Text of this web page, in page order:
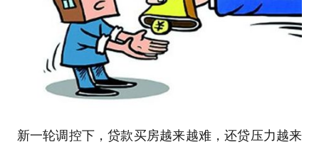
新一轮调控下，贷款买房越来越难，还贷压力越来